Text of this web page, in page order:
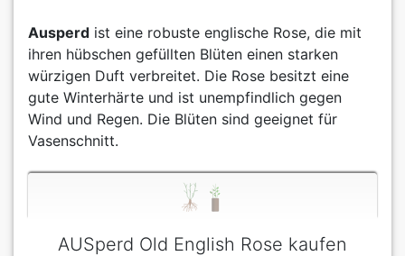
Ausperd ist eine robuste englische Rose, die mit
ihren hübschen gefüllten Blüten einen starken
würzigen Duft verbreitet. Die Rose besitzt eine
gute Winterhärte und ist unempfindlich gegen
Wind und Regen. Die Blüten sind geeignet für
Vasenschnitt.
AUSperd Old English Rose kaufen